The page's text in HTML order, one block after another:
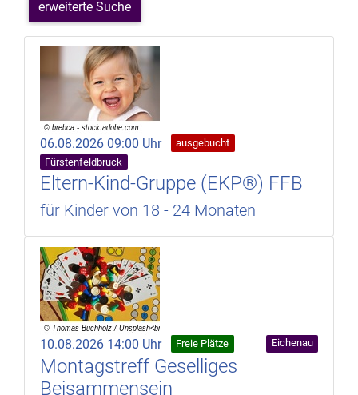
erweiterte Suche
06.08.2026 09:00 Uhr
ausgebucht
Fürstenfeldbruck
Eltern-Kind-Gruppe (EKP®) FFB
für Kinder von 18 - 24 Monaten
10.08.2026 14:00 Uhr Freie Plätze Eichenau
Montagstreff Geselliges
Beisammensein